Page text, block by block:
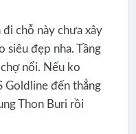
chỗ này chưa xây
siêu đẹp nha. Tầng
nổi. Nếu ko
Goldline đến thẳng
Thon Buri rồi